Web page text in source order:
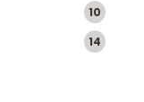
10
14